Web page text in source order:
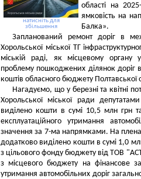
натисніть для
збільшення
області на
ямковість на
Балка».
Запланований ремонт доріг в
Хорольської міської ТГ
міській раді, як місцевому органу
проблему пошкоджених ділянок доріг
коштів обласного бюджету Полтавської
Нагадуємо, що у березні та квітні
Хорольської міської ради
виділено кошти в сумі 10,5 млн грн
експлуатаційного утримання
значення за 7-ма напрямками. На
додатково виділено кошти в сумі 1,0
з цільового фонду бюджету від ТОВ
з місцевого бюджету на фінансове
утримання автомобільних доріг